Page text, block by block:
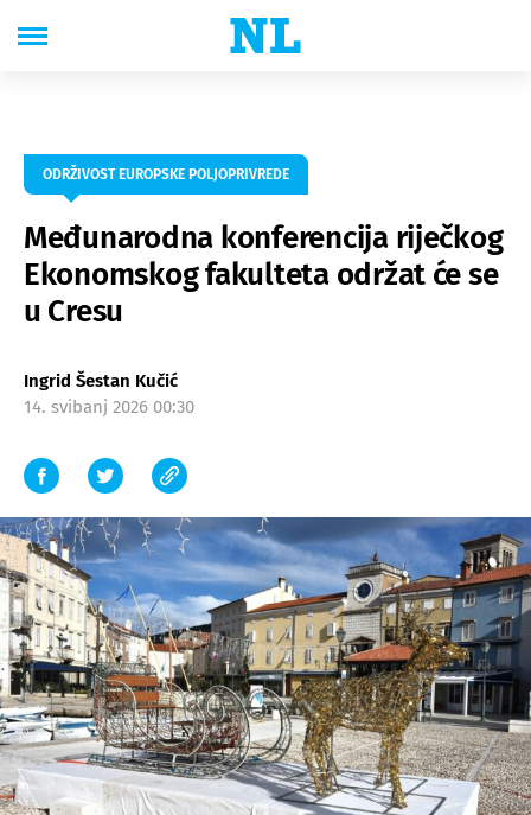
ODRŽIVOST EUROPSKE POLJOPRIVREDE
Međunarodna konferencija riječkog
Ekonomskog fakulteta održat će se
u Cresu
Ingrid Šestan Kučić
14. svibanj 2026 00:30